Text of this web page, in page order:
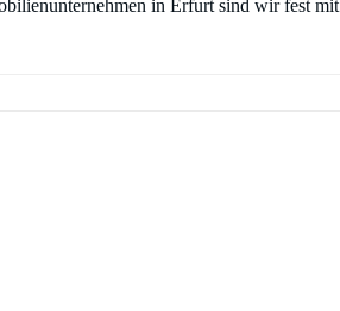
in Erfurt sind wir fest mit